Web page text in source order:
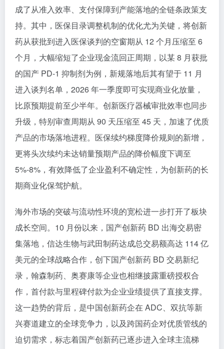
成了从准入效率、支付保障到产能落地的全链条政策支
持。其中，医保目录调整机制的优化尤为关键，将创新
药从获批到进入医保谈判的空窗期从 12 个月压缩至 6
个月，大幅缩短了企业现金流回正周期，以某 8 月获批
的国产 PD-1 抑制剂为例，新规落地后其有望于 11 月
进入谈判名单，2026 年一季度即可实现商业化放量，
比原预期提前至少半年。创新医疗器械审批效率也同步
升级，特别审查周期从 90 天压缩至 45 天，加速了优质
产品的市场落地进程。医保续约梯度降价规则的新增，
更将头次续约未达销量预期产品的降价幅度下调至
5%-8%，有效降低了企业盈利不确定性，为创新药的长
期商业化保驾护航。
海外市场的突破与流动性环境的宽松进一步打开了板块
成长空间。10 月份以来，国产创新药 BD 出海交易密
集落地，信达生物与武田制药达成总交易额高达 114 亿
美元的全球战略合作，创下国产创新药 BD 交易新纪
录，翰森制药、奥赛康等企业也相继披露重磅授权合
作，首付款与里程碑付款为企业业绩提供了直接支撑。
这一趋势的背后，是中国创新药企在 ADC、双抗等新
兴赛道建立的全球竞争力，以及跨国药企对优质管线的
迫切需求，标志着国产创新药已逐步进入全球主流梯